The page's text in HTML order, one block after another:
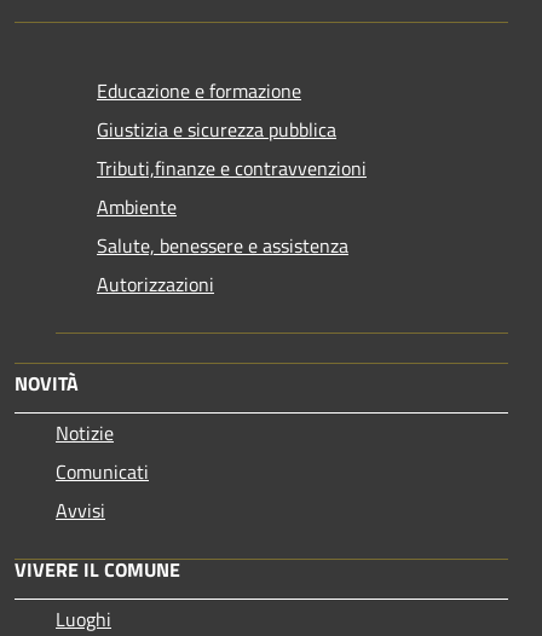
Educazione e formazione
Giustizia e sicurezza pubblica
Tributi,finanze e contravvenzioni
Ambiente
Salute, benessere e assistenza
Autorizzazioni
NOVITÀ
Notizie
Comunicati
Avvisi
VIVERE IL COMUNE
Luoghi